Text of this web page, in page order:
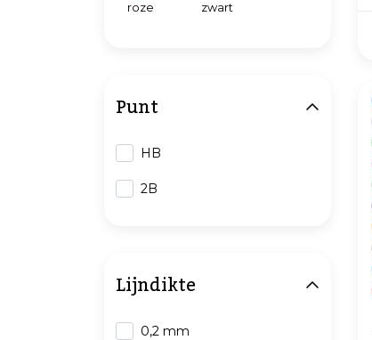
roze zwart
Punt
HB
2B
Lijndikte
0,2 mm